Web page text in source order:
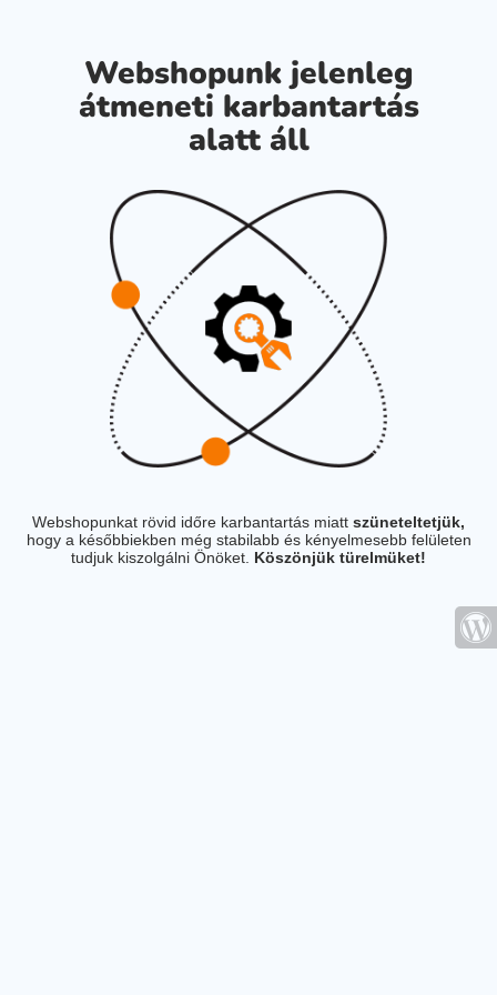
Webshopunk jelenleg
átmeneti karbantartás
alatt áll
Webshopunkat rövid időre karbantartás miatt szüneteltetjük,
hogy a későbbiekben még stabilabb és kényelmesebb felületen
tudjuk kiszolgálni Önöket. Köszönjük türelmüket!